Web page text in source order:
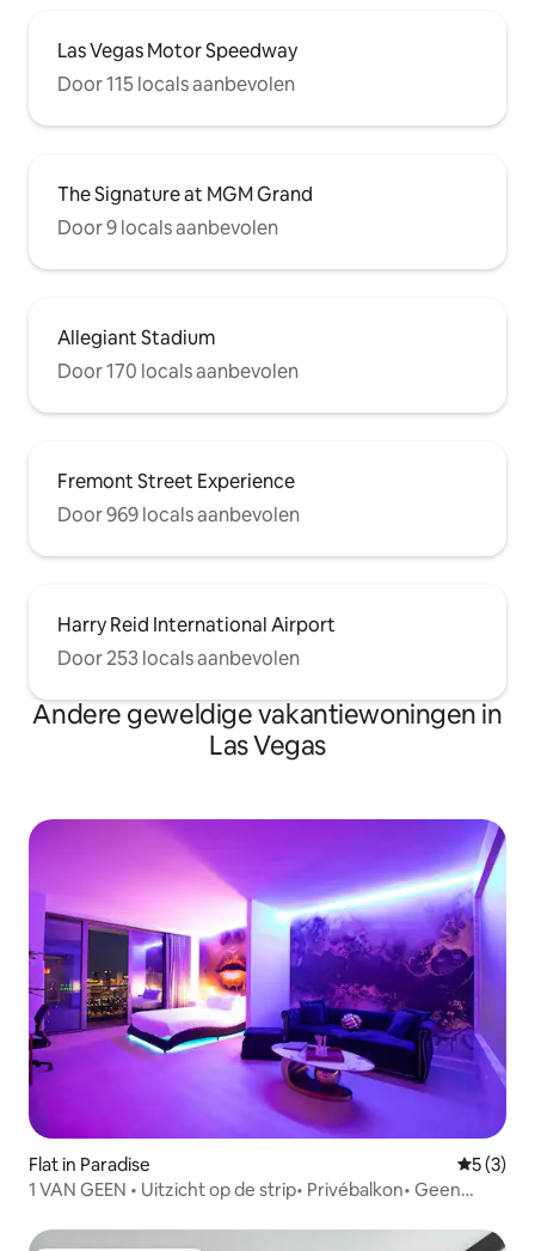
Las Vegas Motor Speedway
Door 115 locals aanbevolen
The Signature at MGM Grand
Door 9 locals aanbevolen
Allegiant Stadium
Door 170 locals aanbevolen
Fremont Street Experience
Door 969 locals aanbevolen
Harry Reid International Airport
Door 253 locals aanbevolen
Andere geweldige vakantiewoningen in
Las Vegas
Flat in Paradise
5 (3)
1 VAN GEEN • Uitzicht op de strip• Privébalkon• Geen